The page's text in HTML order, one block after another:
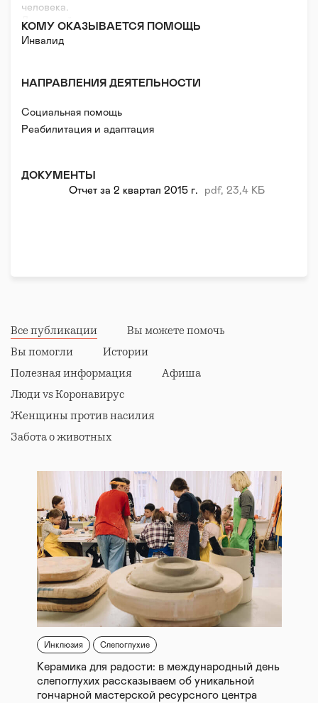
человека.
Для людей с инвалидностью спорт – это право на
социализацию, на полноценный образ жизни. Для
общества паралимпийские медали – убедительный
то, что твой путь зависит не от жизненных
Направления работы Фонда:
- Оказание оперативной адресной помощи
инвентаря, экипировки, оплаты выездов на
соревнования
- Поддержка соревнований и популяризация
КОМУ ОКАЗЫВАЕТСЯ ПОМОЩЬ
Инвалид
НАПРАВЛЕНИЯ ДЕЯТЕЛЬНОСТИ
Социальная помощь
Реабилитация и адаптация
ДОКУМЕНТЫ
Отчет за 2 квартал 2015 г.
pdf, 23,4 КБ
Все публикации
Вы можете помочь
Вы помогли
Истории
Полезная информация
Афиша
Люди vs Коронавирус
Женщины против насилия
Забота о животных
Инклюзия Слепоглухие
Керамика для радости: в международный день
слепоглухих рассказываем об уникальной
гончарной мастерской ресурсного центра